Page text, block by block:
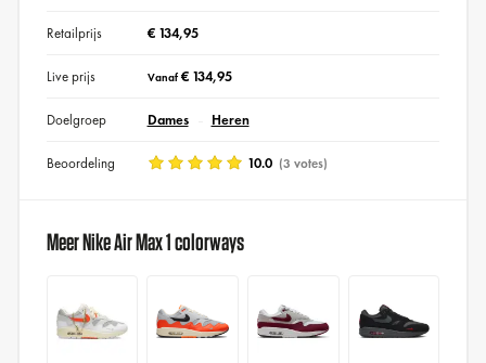
Retailprijs € 134,95
Live prijs Vanaf€ 134,95
Doelgroep Dames Heren
Beoordeling 10.0 (3 votes)
Meer Nike Air Max 1 colorways